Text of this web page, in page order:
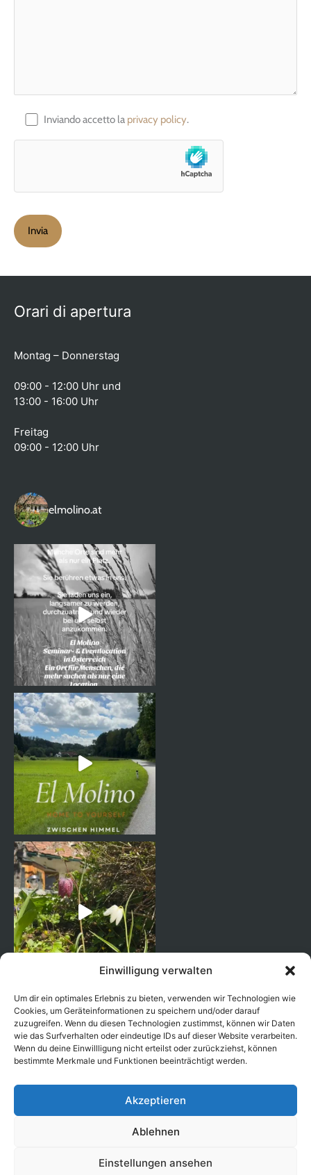
Einwilligung verwalten
Um dir ein optimales Erlebnis zu bieten, verwenden wir Technologien wie
Cookies, um Geräteinformationen zu speichern und/oder darauf
zuzugreifen. Wenn du diesen Technologien zustimmst, können wir Daten
wie das Surfverhalten oder eindeutige IDs auf dieser Website verarbeiten.
Wenn du deine Einwillligung nicht erteilst oder zurückziehst, können
bestimmte Merkmale und Funktionen beeinträchtigt werden.
Akzeptieren
Ablehnen
Einstellungen ansehen
Inviando accetto la privacy policy.
Orari di apertura
Montag – Donnerstag
09:00 - 12:00 Uhr und
13:00 - 16:00 Uhr
Freitag
09:00 - 12:00 Uhr
elmolino.at